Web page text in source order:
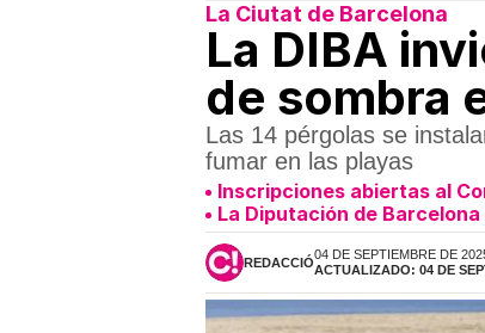
La Ciutat de Barcelona
La DIBA
de sombra
Las 14 pérgolas se
fumar en las playas
Inscripciones abiertas al
La Diputación de
REDACCIÓ
04 DE SEPTIEMBRE DE
ACTUALIZADO: 04 DE